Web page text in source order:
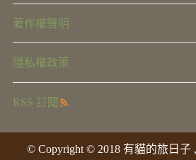
著作權聲明
隱私權政策
RSS 訂閱
© Copyright © 2018 有貓的旅日子 ,